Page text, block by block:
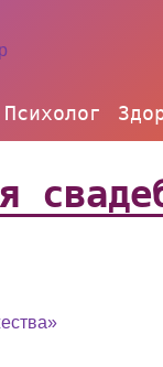
Психолог